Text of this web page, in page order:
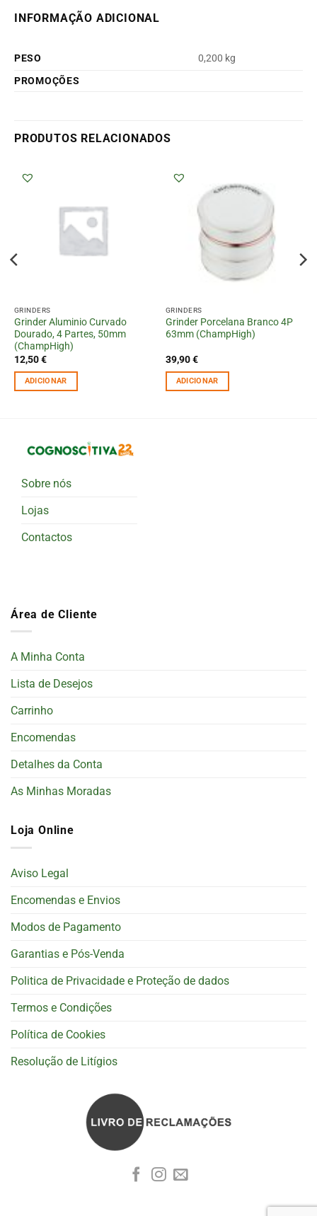
INFORMAÇÃO ADICIONAL
PESO
0,200 kg
PROMOÇÕES
PRODUTOS RELACIONADOS
GRINDERS
Grinder Aluminio Curvado
Dourado, 4 Partes, 50mm
(ChampHigh)
12,50€
ADICIONAR
GRINDERS
Grinder Porcelana Branco 4P
63mm (ChampHigh)
39,90€
ADICIONAR
Sobre nós
Lojas
Contactos
Área de Cliente
A Minha Conta
Lista de Desejos
Carrinho
Encomendas
Detalhes da Conta
As Minhas Moradas
Loja Online
Aviso Legal
Encomendas e Envios
Modos de Pagamento
Garantias e Pós-Venda
Politica de Privacidade e Proteção de dados
Termos e Condições
Política de Cookies
Resolução de Litígios